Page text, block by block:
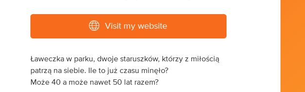
Visit my website
Ławeczka w parku, dwoje staruszków, którzy z miłością
patrzą na siebie. Ile to już czasu minęło?
Może 40 a może nawet 50 lat razem?